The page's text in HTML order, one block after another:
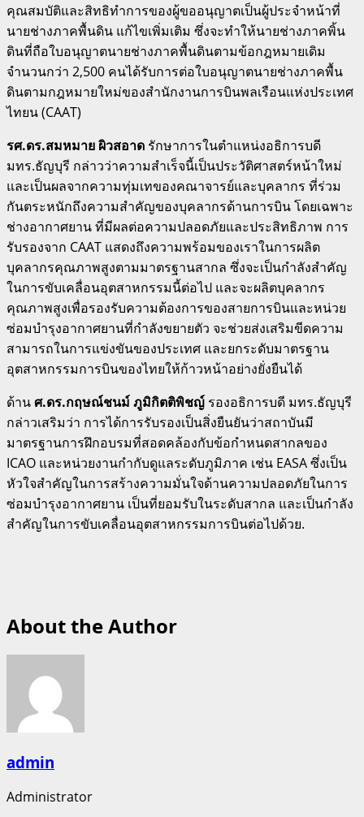
คุณสมบัติและสิทธิทำการของผู้ขออนุญาตเป็นผู้ประจำหน้าที่
นายช่างภาคพื้นดิน แก้ไขเพิ่มเติม ซึ่งจะทำให้นายช่างภาคพิ้น
ดินที่ถือใบอนุญาตนายช่างภาคพื้นดินตามข้อกฎหมายเดิม
จำนวนกว่า 2,500 คนได้รับการต่อใบอนุญาตนายช่างภาคพื้น
ดินตามกฎหมายใหม่ของสำนักงานการบินพลเรือนแห่งประเทศ
ไทยน (CAAT)
รศ.ดร.สมหมาย ผิวสอาด รักษาการในตำแหน่งอธิการบดี
มทร.ธัญบุรี กล่าวว่าความสำเร็จนี้เป็นประวัติศาสตร์หน้าใหม่
และเป็นผลจากความทุ่มเทของคณาจารย์และบุคลากร ที่ร่วม
กันตระหนักถึงความสำคัญของบุคลากรด้านการบิน โดยเฉพาะ
ช่างอากาศยาน ที่มีผลต่อความปลอดภัยและประสิทธิภาพ การ
รับรองจาก CAAT แสดงถึงความพร้อมของเราในการผลิต
บุคลากรคุณภาพสูงตามมาตรฐานสากล ซึ่งจะเป็นกำลังสำคัญ
ในการขับเคลื่อนอุตสาหกรรมนี้ต่อไป และจะผลิตบุคลากร
คุณภาพสูงเพื่อรองรับความต้องการของสายการบินและหน่วย
ซ่อมบำรุงอากาศยานที่กำลังขยายตัว จะช่วยส่งเสริมขีดความ
สามารถในการแข่งขันของประเทศ และยกระดับมาตรฐาน
อุตสาหกรรมการบินของไทยให้ก้าวหน้าอย่างยั่งยืนได้
ด้านศ.ดร.กฤษณ์ชนม์ ภูมิกิตติพิชญ์ รองอธิการบดี มทร.ธัญบุรี
กล่าวเสริมว่า การได้การรับรองเป็นสิ่งยืนยันว่าสถาบันมี
มาตรฐานการฝึกอบรมที่สอดคล้องกับข้อกำหนดสากลของ
ICAO และหน่วยงานกำกับดูแลระดับภูมิภาค เช่น EASA ซึ่งเป็น
หัวใจสำคัญในการสร้างความมั่นใจด้านความปลอดภัยในการ
ซ่อมบำรุงอากาศยาน เป็นที่ยอมรับในระดับสากล และเป็นกำลัง
สำคัญในการขับเคลื่อนอุตสาหกรรมการบินต่อไปด้วย.
About the Author
admin
Administrator